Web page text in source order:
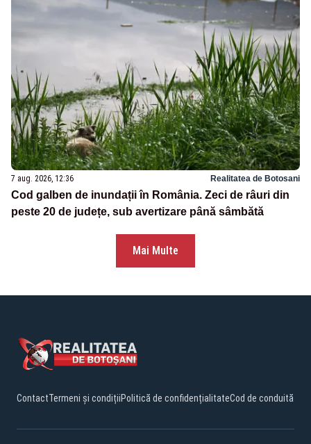
7 aug. 2026, 12:36 Realitatea de Botosani
Cod galben de inundații în România. Zeci de râuri din
peste 20 de județe, sub avertizare până sâmbătă
Mai Multe
ContactTermeni și condițiiPolitică de confidențialitateCod de conduită